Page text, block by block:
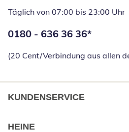
Täglich von 07:00 bis 23:00 Uhr
Telefonnummer:
0180 - 636 36 36*
(20 Cent/Verbindung aus allen
KUNDENSERVICE
HEINE